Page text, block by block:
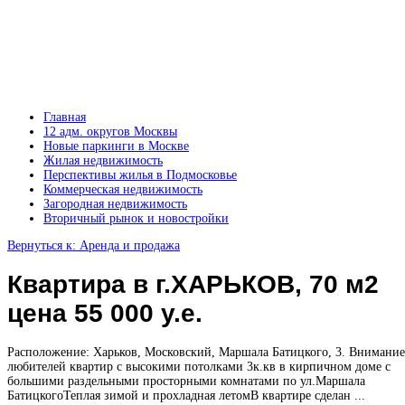
Главная
12 адм. округов Москвы
Новые паркинги в Москве
Жилая недвижимость
Перспективы жилья в Подмосковье
Коммерческая недвижимость
Загородная недвижимость
Вторичный рынок и новостройки
Вернуться к: Аренда и продажа
Квартира в г.ХАРЬКОВ, 70 м2
цена 55 000 у.е.
Расположение: Харьков, Московский, Маршала Батицкого, 3.
любителей квартир с высокими потолками 3к.кв в кирпичном доме с
большими раздельными просторными комнатами по ул.Маршала
БатицкогоТеплая зимой и прохладная летомВ квартире сделан ...